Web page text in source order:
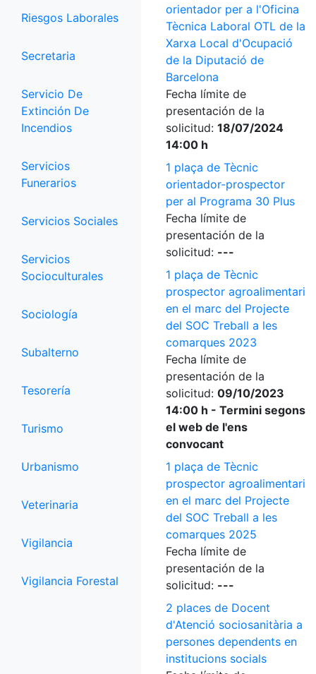
Riesgos Laborales
Secretaria
Servicio De
Extinción De
Incendios
Servicios
Funerarios
Servicios Sociales
Servicios
Socioculturales
Sociología
Subalterno
Tesorería
Turismo
Urbanismo
Veterinaria
Vigilancia
Vigilancia Forestal
orientador per a l'Oficina
Tècnica Laboral OTL de la
Xarxa Local d'Ocupació
de la Diputació de
Barcelona
Fecha límite de
presentación de la
solicitud: 18/07/2024
14:00 h
1 plaça de Tècnic
orientador-prospector
per al Programa 30 Plus
Fecha límite de
presentación de la
solicitud: ---
1 plaça de Tècnic
prospector agroalimentari
en el marc del Projecte
del SOC Treball a les
comarques 2023
Fecha límite de
presentación de la
solicitud: 09/10/2023
14:00 h - Termini segons
el web de l'ens
convocant
1 plaça de Tècnic
prospector agroalimentari
en el marc del Projecte
del SOC Treball a les
comarques 2025
Fecha límite de
presentación de la
solicitud: ---
2 places de Docent
d'Atenció sociosanitària a
persones dependents en
institucions socials